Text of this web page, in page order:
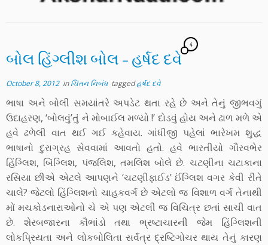
બોલ હિંગ્લીશ બોલ – હર્ષદ દવે
4
October 8, 2012inચિંતન નિબંધ taggedહર્ષદ દવે
ભાષા અને બોલી સમયાંતરે અપડેટ થતા રહે છે અને તેનું જીભવગું
ઉદાહરણ, ‘બોલવું’તું ને મોબાઈલ મળ્યો !’ દોડવું હોય અને ઢાળ મળે એ
હવે ઢળેલી વાત થઈ ગઈ કહેવાય. ગાંધીજી પહેલાં ભારેખમ શુદ્ધ
ભાષાનો દુરાગ્રહ સેવવામાં આવતો હતો. હવે ભારતીયો ગૌરવભેર
હિંગ્લિશ, બિંગ્લિશ, પંજલિશ, તમલિશ બોલે છે. ચટણીના ચટાકાના
રસિયા છીએ એટલે આપણને ‘ચટણીફાઈડ’ ઈંગ્લિશ વગર કેવી રીતે
ચાલે? જેટલો હિંગ્લિશનો ચાહકવર્ગ છે એટલો જ વિશાળ વર્ગ તેનાથી
મોં મચકોડનારાઓનો ચે એ પણ એટલી જ વિચિત્ર છતાં સાચી વાત
છે. શેરબજારના કૌભાંડો તથા ભ્રષ્ટાચારની જેમ હિંગ્લિશની
લોકપ્રિયતા અને લોકબોલિતા સર્વત્ર દ્રષ્ટિગોચર થાય તેનું કારણ